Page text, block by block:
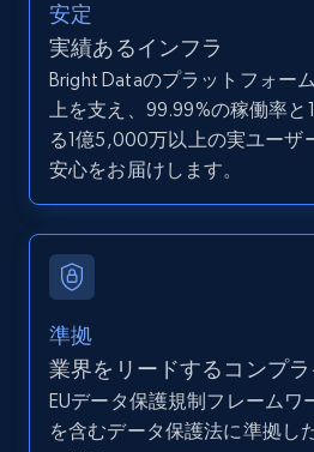
LinkedIn posts
URL, ID, User id, Use url, Title,
text, Date posted, and more.
LinkedIn posts - Discover
URL
安定
実績あるインフラ
Bright Dataのプラットフォー
上を支え、99.99%の稼働率と
る1億5,000万以上の実ユーザ
安心をお届けします。
準拠
業界をリードするコンプ
EUデータ保護規制フレームワ
を含むデータ保護法に準拠し